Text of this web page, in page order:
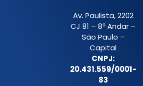
Av. Paulista, 2202
CJ 81 – 8º Andar –
São Paulo –
Capital
CNPJ:
20.431.559/0001-
83